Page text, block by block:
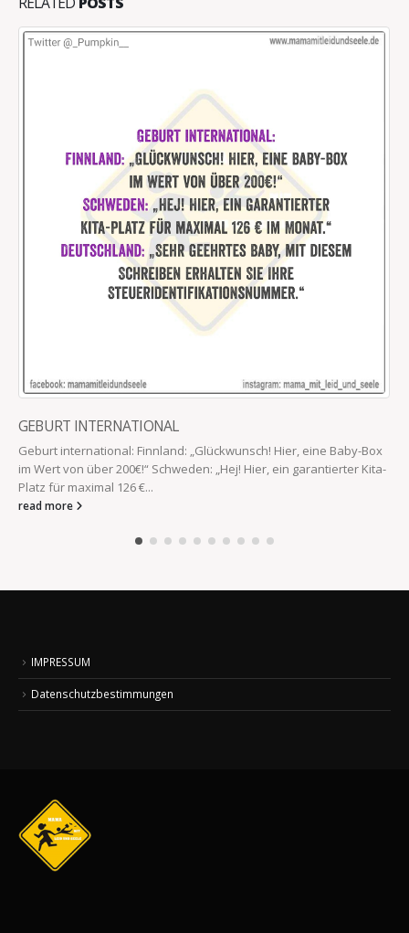
GEBURT INTERNATIONAL
Geburt international: Finnland: „Glückwunsch! Hier, eine Baby-Box
im Wert von über 200€!“ Schweden: „Hej! Hier, ein garantierter Kita-
Platz für maximal 126 €...
read more
IMPRESSUM
Datenschutzbestimmungen